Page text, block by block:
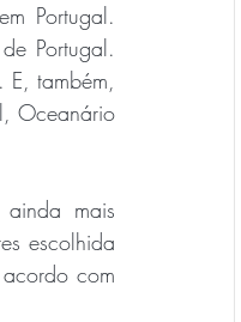
Portugal.
Portugal.
também,
Oceanário
mais
escolhida
com